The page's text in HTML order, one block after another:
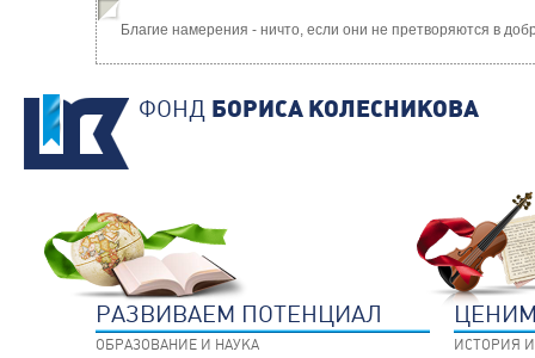
Благие намерения - ничто, если они не претворяются в
ФОНД БОРИСА КОЛЕСНИКОВА
РАЗВИВАЕМ ПОТЕНЦИАЛ
ОБРАЗОВАНИЕ И НАУКА ИСТОРИЯ